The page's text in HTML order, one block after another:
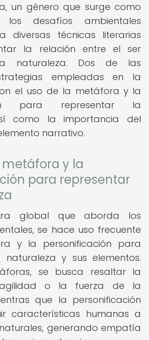
un género que surge como
desafíos ambientales
diversas técnicas literarias
la relación entre el ser
naturaleza. Dos de las
empleadas en la
el uso de la metáfora y la
para representar la
como la importancia del
narrativo.
metáfora y la
para representar
global que aborda los
se hace uso frecuente
y la personificación para
naturaleza y sus elementos.
se busca resaltar la
o la fuerza de la
que la personificación
características humanas a
generando empatía